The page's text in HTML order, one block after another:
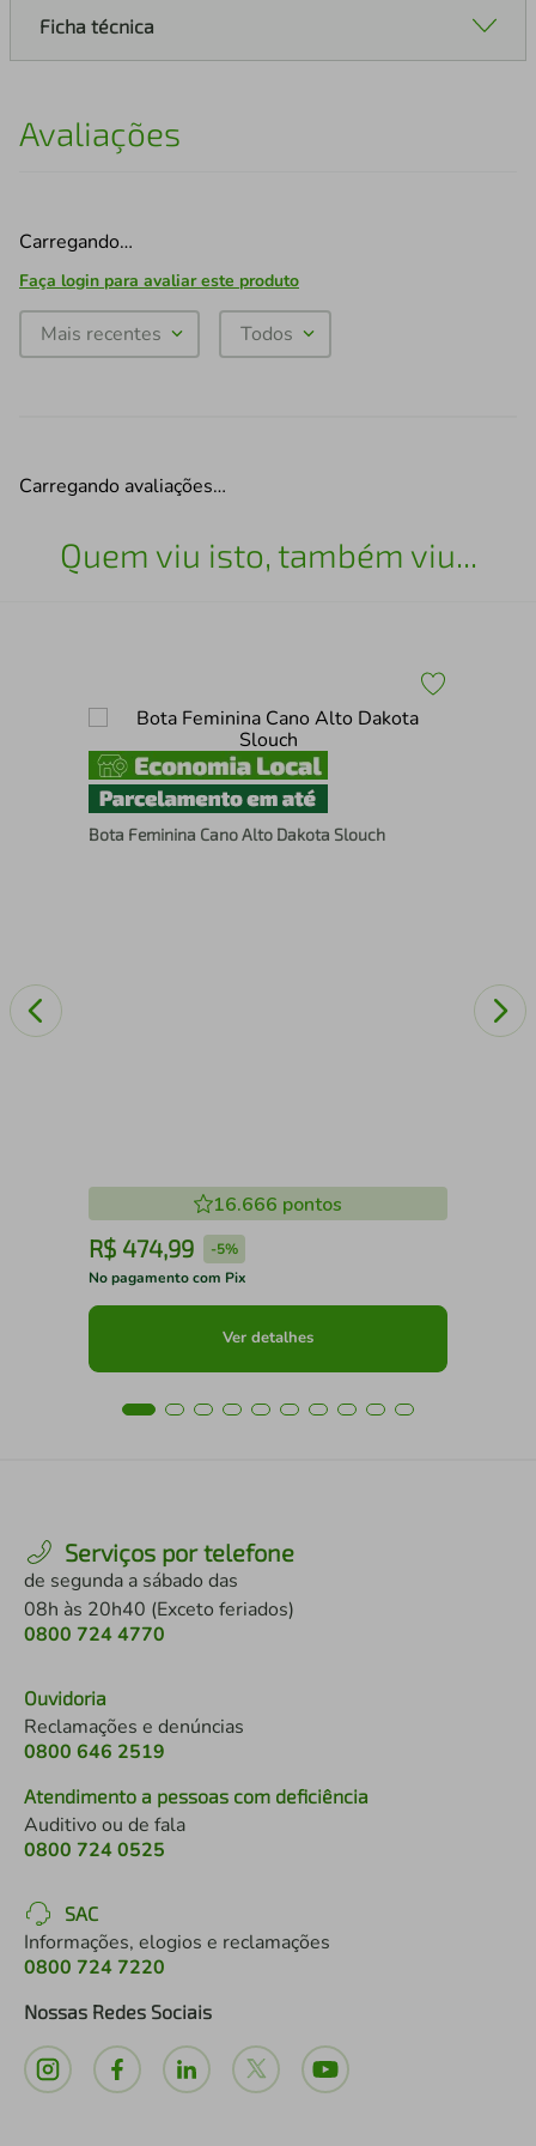
Ficha técnica
Avaliações
Carregando…
Faça login para avaliar este produto
Mais recentes Todos
Carregando avaliações…
Quem viu isto, também viu...
Bota Feminina Cano Alto Dakota Slouch
16.666 pontos
R$ 474,99 -5%
No pagamento com Pix
Ver detalhes
Serviços por telefone
de segunda a sábado das
08h às 20h40 (Exceto feriados)
0800 724 4770
Ouvidoria
Reclamações e denúncias
0800 646 2519
Atendimento a pessoas com deficiência
Auditivo ou de fala
0800 724 0525
SAC
Informações, elogios e reclamações
0800 724 7220
Nossas Redes Sociais